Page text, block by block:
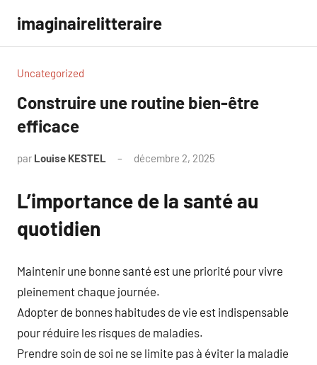
contenu
imaginairelitteraire
Uncategorized
Construire une routine bien-être
efficace
par Louise KESTEL décembre 2, 2025
L’importance de la santé au
quotidien
Maintenir une bonne santé est une priorité pour vivre
pleinement chaque journée.
Adopter de bonnes habitudes de vie est indispensable
pour réduire les risques de maladies.
Prendre soin de soi ne se limite pas à éviter la maladie